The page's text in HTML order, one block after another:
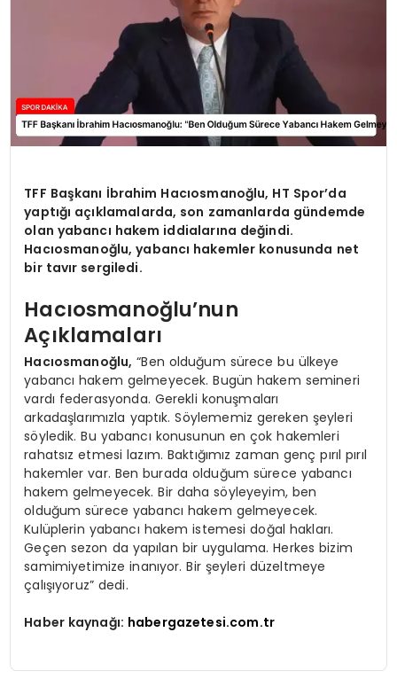
TFF Başkanı İbrahim Hacıosmanoğlu, HT Spor’da
yaptığı açıklamalarda, son zamanlarda gündemde
olan yabancı hakem iddialarına değindi.
Hacıosmanoğlu, yabancı hakemler konusunda net
bir tavır sergiledi.
Hacıosmanoğlu’nun
Açıklamaları
Hacıosmanoğlu, “Ben olduğum sürece bu ülkeye
yabancı hakem gelmeyecek. Bugün hakem semineri
vardı federasyonda. Gerekli konuşmaları
arkadaşlarımızla yaptık. Söylememiz gereken şeyleri
söyledik. Bu yabancı konusunun en çok hakemleri
rahatsız etmesi lazım. Baktığımız zaman genç pırıl pırıl
hakemler var. Ben burada olduğum sürece yabancı
hakem gelmeyecek. Bir daha söyleyeyim, ben
olduğum sürece yabancı hakem gelmeyecek.
Kulüplerin yabancı hakem istemesi doğal hakları.
Geçen sezon da yapılan bir uygulama. Herkes bizim
samimiyetimize inanıyor. Bir şeyleri düzeltmeye
çalışıyoruz” dedi.
Haber kaynağı: habergazetesi.com.tr